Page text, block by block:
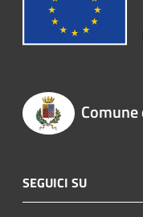
SEGUICI SU